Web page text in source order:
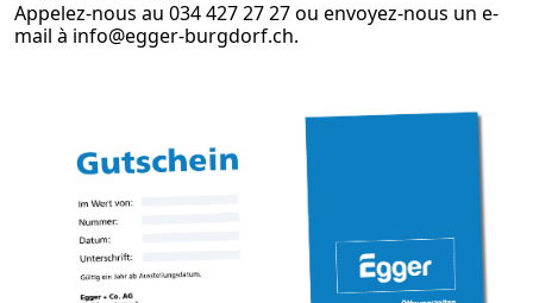
Appelez-nous au 034 427 27 27ou envoyez-nous un e-
mail à info@egger-burgdorf.ch.